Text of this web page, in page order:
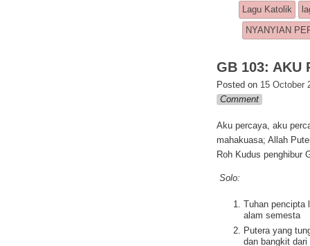
Lagu Katolik
NYANYIAN
GB 103: AKU
Posted on 15 October
Comment
Aku percaya, aku
mahakuasa; Allah
Roh Kudus penghibur
Solo:
Tuhan pencipta
alam semesta
Putera yang
dan bangkit dari